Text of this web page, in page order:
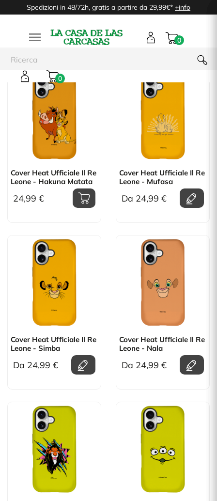
Spedizioni in 48/72h, gratis a partire da 29,99€* +info
 0
0
Cover Heat Ufficiale Il Re
Leone - Hakuna Matata
24,99 €
Cover Heat Ufficiale Il Re
Leone - Mufasa
Da 24,99 €
Cover Heat Ufficiale Il Re
Leone - Simba
Da 24,99 €
Cover Heat Ufficiale Il Re
Leone - Nala
Da 24,99 €